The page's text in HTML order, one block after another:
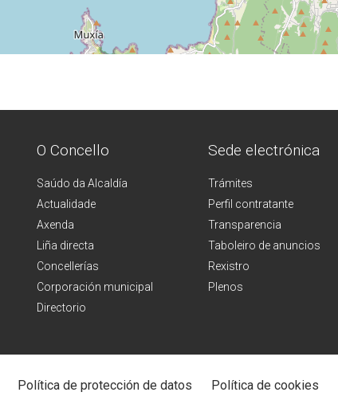
O Concello
Saúdo da Alcaldía
Actualidade
Axenda
Liña directa
Concellerías
Corporación municipal
Directorio
Sede electrónica
Trámites
Perfil contratante
Transparencia
Taboleiro de anuncios
Rexistro
Plenos
Política de protección de datos Política de cookies